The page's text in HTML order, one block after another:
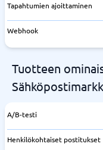
Tapahtumien ajoittaminen
Webhook
Tuotteen
A/B-testi
Henkilökohtaiset postitukset